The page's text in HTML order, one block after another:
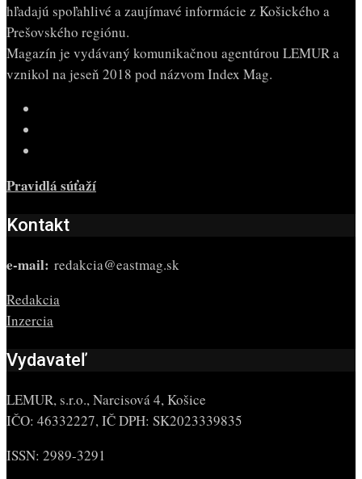
hľadajú spoľahlivé a zaujímavé informácie z Košického a
Prešovského regiónu.
Magazín je vydávaný komunikačnou agentúrou LEMUR a
vznikol na jeseň 2018 pod názvom Index Mag.
Pravidlá súťaží
Kontakt
e-mail: redakcia@eastmag.sk
Redakcia
Inzercia
Vydavateľ
LEMUR, s.r.o., Narcisová 4, Košice
IČO: 46332227, IČ DPH: SK2023339835
ISSN: 2989-3291